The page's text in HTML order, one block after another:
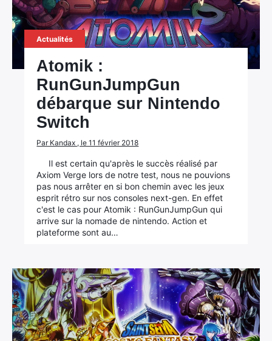
Actualités
Atomik :
RunGunJumpGun
débarque sur Nintendo
Switch
Par Kandax , le 11 février 2018
Il est certain qu'après le succès réalisé par
Axiom Verge lors de notre test, nous ne pouvions
pas nous arrêter en si bon chemin avec les jeux
esprit rétro sur nos consoles next-gen. En effet
c'est le cas pour Atomik : RunGunJumpGun qui
arrive sur la nomade de nintendo. Action et
plateforme sont au…